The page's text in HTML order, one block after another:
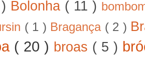
Bolonha ( 11 )
( 1 ) Bragança ( 2 )
( 20 ) broas ( 5 )